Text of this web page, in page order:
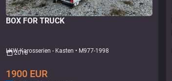
BOX FOR TRUCK
LKW Karosserien - Kasten • M977-1998
2016
1900 EUR